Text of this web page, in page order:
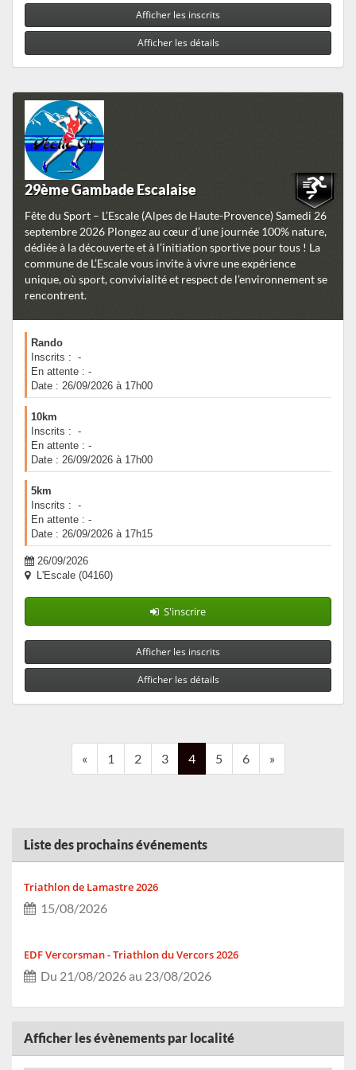
Afficher les inscrits
Afficher les détails
29ème Gambade Escalaise
Fête du Sport – L’Escale (Alpes de Haute-Provence) Samedi 26
septembre 2026 Plongez au cœur d’une journée 100% nature,
dédiée à la découverte et à l’initiation sportive pour tous ! La
commune de L’Escale vous invite à vivre une expérience
unique, où sport, convivialité et respect de l’environnement se
rencontrent.
Rando
Inscrits : -
En attente : -
Date : 26/09/2026 à 17h00
10km
Inscrits : -
En attente : -
Date : 26/09/2026 à 17h00
5km
Inscrits : -
En attente : -
Date : 26/09/2026 à 17h15
26/09/2026
L'Escale (04160)
S'inscrire
Afficher les inscrits
Afficher les détails
« 1 2 3 4 5 6 »
Liste des prochains événements
Triathlon de Lamastre 2026
15/08/2026
EDF Vercorsman - Triathlon du Vercors 2026
Du 21/08/2026 au 23/08/2026
Du 29/08/2026 au 30/08/2026
Afficher les évènements par localité